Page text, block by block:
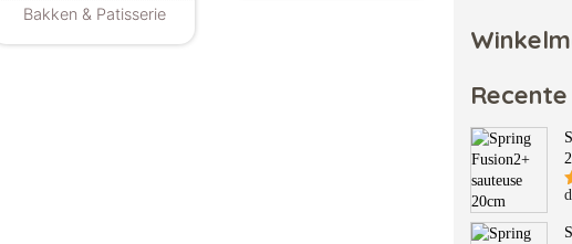
Bakken & Patisserie